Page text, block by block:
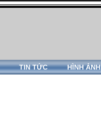
TIN TỨC HÌNH ẢNH